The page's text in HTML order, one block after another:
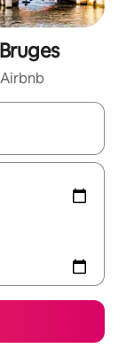
explore-os